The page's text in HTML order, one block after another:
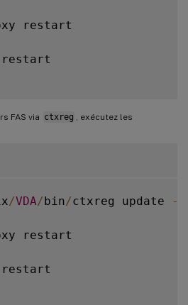
restart
restart
FAS via ctxreg
, exécutez les
/VDA/bin/ctxreg update -
restart
restart